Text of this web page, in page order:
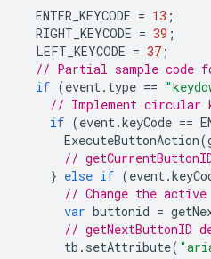
ENTER_KEYCODE = 13 ;
RIGHT_KEYCODE = 39 ;
LEFT_KEYCODE = 37 ;
// Partial sample code
if (event . type ==
// Implement circular
if (event .keyCode ==
ExecuteButtonAction(
//
} else if (event .
// Change the
var buttonid =
// getNextButtonID
tb . setAttribute(